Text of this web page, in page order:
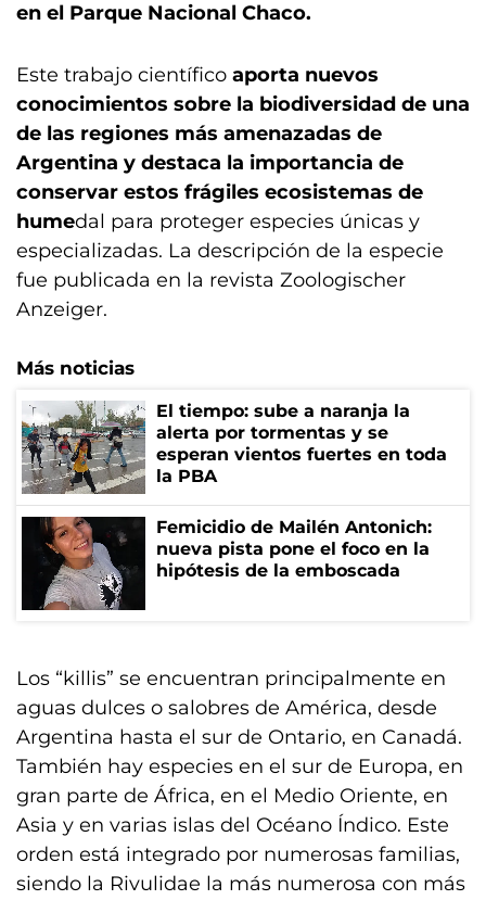
en el Parque Nacional Chaco.
Este trabajo científico aporta nuevos
conocimientos sobre la biodiversidad de una
de las regiones más amenazadas de
Argentina y destaca la importancia de
conservar estos frágiles ecosistemas de
humedal para proteger especies únicas y
especializadas. La descripción de la especie
fue publicada en la revista Zoologischer
Anzeiger.
Más noticias
El tiempo: sube a naranja la
alerta por tormentas y se
esperan vientos fuertes en toda
la PBA
Femicidio de Mailén Antonich:
nueva pista pone el foco en la
hipótesis de la emboscada
Los “killis” se encuentran principalmente en
aguas dulces o salobres de América, desde
Argentina hasta el sur de Ontario, en Canadá.
También hay especies en el sur de Europa, en
gran parte de África, en el Medio Oriente, en
Asia y en varias islas del Océano Índico. Este
orden está integrado por numerosas familias,
siendo la Rivulidae la más numerosa con más